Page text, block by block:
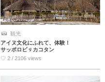
観光
アイヌ文化にふれて、体験！
サッポロピㇼカコタン
♡ 2 / 2106 views